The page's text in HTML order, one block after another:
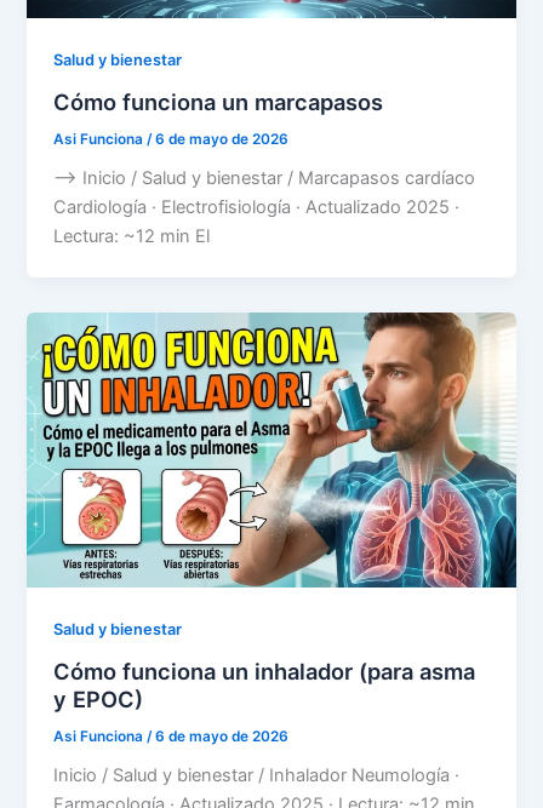
Salud y bienestar
Cómo funciona un marcapasos
Asi Funciona /6 de mayo de 2026
–> Inicio / Salud y bienestar / Marcapasos cardíaco
Cardiología · Electrofisiología · Actualizado 2025 ·
Lectura: ~12 min El
Salud y bienestar
Cómo funciona un inhalador (para asma
y EPOC)
Asi Funciona /6 de mayo de 2026
Inicio / Salud y bienestar / Inhalador Neumología ·